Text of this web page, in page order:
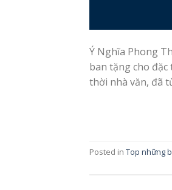
Ý Nghĩa Phong
ban tặng cho
thời nhà văn, đã
Posted in Top những